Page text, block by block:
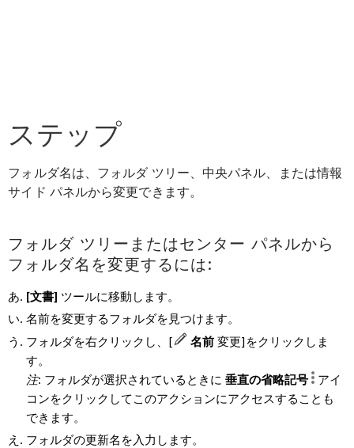
ステップ
フォルダ名は、フォルダ ツリー、中央パネル、または情報
サイド パネルから変更できます。
フォルダ ツリーまたはセンター パネルから
フォルダ名を変更するには:
[文書] ツールに移動します。
名前を変更するフォルダを見つけます。
フォルダを右クリックし、[
名前変更]をクリックしま
す。
注: フォルダが選択されているときに 垂直の省略記号 アイ
コンをクリックしてこのアクションにアクセスすることも
できます。
フォルダの更新名を入力します。